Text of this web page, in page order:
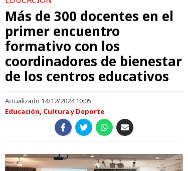
Más de 300 docentes en el
primer encuentro
formativo con los
coordinadores de bienestar
de los centros educativos
Actualizado 14/12/2024 10:05
Educación, Cultura y Deporte